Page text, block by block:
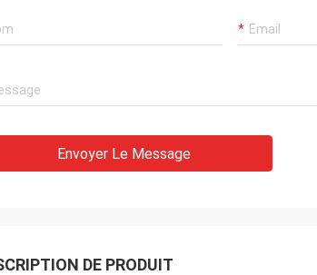
Envoyer Le Message
DE PRODUIT